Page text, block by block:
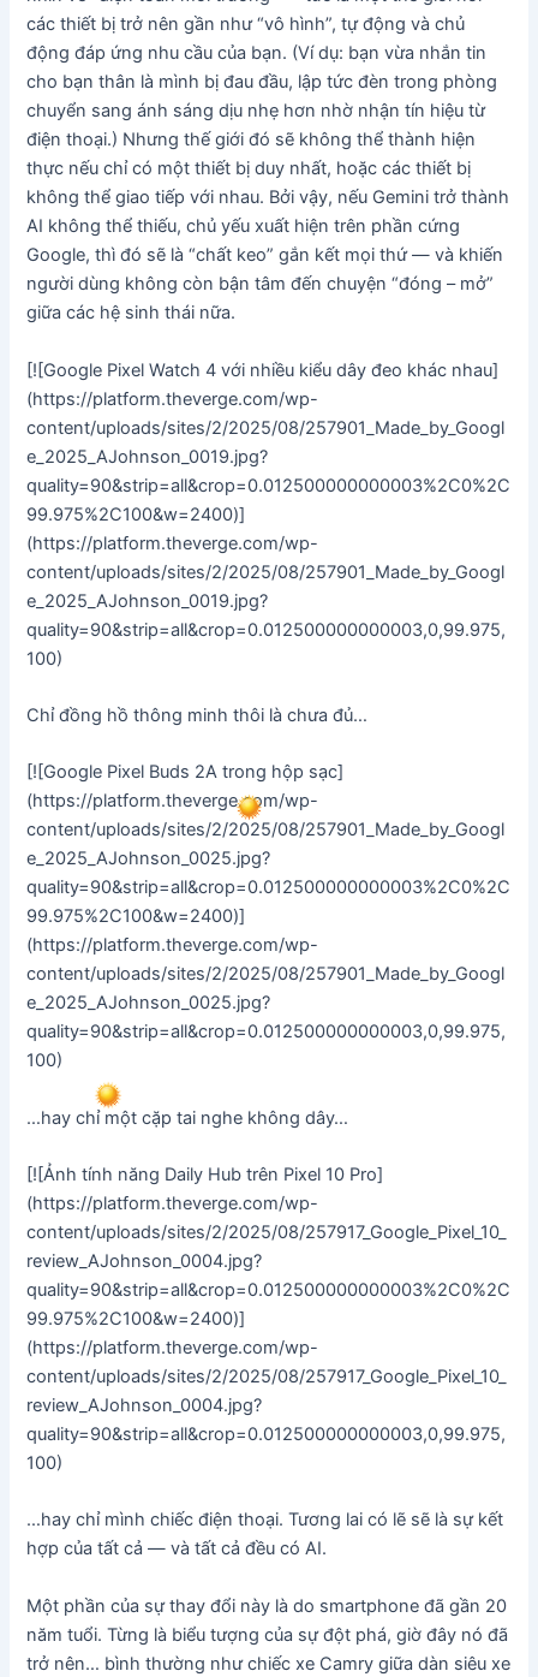
các thiết bị trở nên gần như “vô hình”, tự động và chủ
động đáp ứng nhu cầu của bạn. (Ví dụ: bạn vừa nhắn tin
cho bạn thân là mình bị đau đầu, lập tức đèn trong phòng
chuyển sang ánh sáng dịu nhẹ hơn nhờ nhận tín hiệu từ
điện thoại.) Nhưng thế giới đó sẽ không thể thành hiện
thực nếu chỉ có một thiết bị duy nhất, hoặc các thiết bị
không thể giao tiếp với nhau. Bởi vậy, nếu Gemini trở thành
AI không thể thiếu, chủ yếu xuất hiện trên phần cứng
Google, thì đó sẽ là “chất keo” gắn kết mọi thứ — và khiến
người dùng không còn bận tâm đến chuyện “đóng – mở”
giữa các hệ sinh thái nữa.
[![Google Pixel Watch 4 với nhiều kiểu dây đeo khác nhau]
(https://platform.theverge.com/wp-
content/uploads/sites/2/2025/08/257901_Made_by_Googl
e_2025_AJohnson_0019.jpg?
quality=90&strip=all&crop=0.012500000000003%2C0%2C
99.975%2C100&w=2400)]
(https://platform.theverge.com/wp-
content/uploads/sites/2/2025/08/257901_Made_by_Googl
e_2025_AJohnson_0019.jpg?
quality=90&strip=all&crop=0.012500000000003,0,99.975,
100)
Chỉ đồng hồ thông minh thôi là chưa đủ…
[![Google Pixel Buds 2A trong hộp sạc]
(https://platform.theverge.com/wp-
content/uploads/sites/2/2025/08/257901_Made_by_Googl
e_2025_AJohnson_0025.jpg?
quality=90&strip=all&crop=0.012500000000003%2C0%2C
99.975%2C100&w=2400)]
(https://platform.theverge.com/wp-
content/uploads/sites/2/2025/08/257901_Made_by_Googl
e_2025_AJohnson_0025.jpg?
quality=90&strip=all&crop=0.012500000000003,0,99.975,
100)
…hay chỉ một cặp tai nghe không dây…
[![Ảnh tính năng Daily Hub trên Pixel 10 Pro]
(https://platform.theverge.com/wp-
content/uploads/sites/2/2025/08/257917_Google_Pixel_10_
review_AJohnson_0004.jpg?
quality=90&strip=all&crop=0.012500000000003%2C0%2C
99.975%2C100&w=2400)]
(https://platform.theverge.com/wp-
content/uploads/sites/2/2025/08/257917_Google_Pixel_10_
review_AJohnson_0004.jpg?
quality=90&strip=all&crop=0.012500000000003,0,99.975,
100)
…hay chỉ mình chiếc điện thoại. Tương lai có lẽ sẽ là sự kết
hợp của tất cả — và tất cả đều có AI.
Một phần của sự thay đổi này là do smartphone đã gần 20
năm tuổi. Từng là biểu tượng của sự đột phá, giờ đây nó đã
trở nên… bình thường như chiếc xe Camry giữa dàn siêu xe